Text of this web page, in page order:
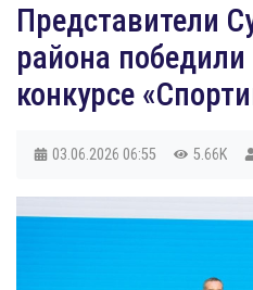
​Представители
района
конкурсе
03.06.2026 06:55 5.66K